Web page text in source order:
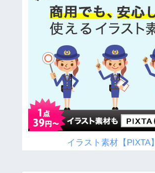
イラスト素材【PIXTA】